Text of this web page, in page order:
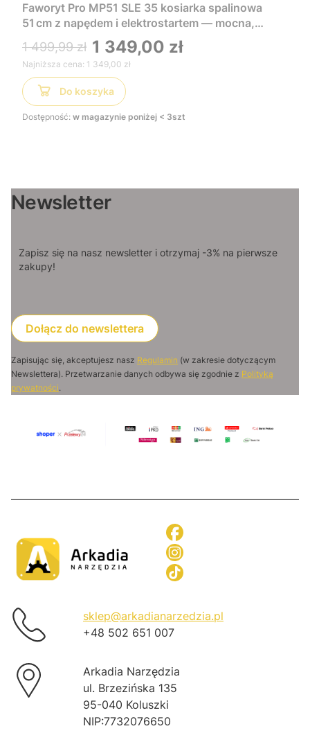
Faworyt Pro MP51 SLE 35 kosiarka spalinowa
51 cm z napędem i elektrostartem — mocna,
wygodna i łatwa w uruchomieniu, idealna do
dużych trawników
1 499,99 zł 1 349,00 zł
Najniższa cena: 1 349,00 zł
Do koszyka
Dostępność: w magazynie poniżej < 3szt
Newsletter
Zapisz się na nasz newsletter i otrzymaj -3% na pierwsze
zakupy!
Dołącz do newslettera
Zapisując się, akceptujesz nasz Regulamin (w zakresie dotyczącym
Newslettera). Przetwarzanie danych odbywa się zgodnie z Polityką
prywatności.
sklep@arkadianarzedzia.pl
+48 502 651 007
Arkadia Narzędzia
ul. Brzezińska 135
95-040 Koluszki
NIP:7732076650